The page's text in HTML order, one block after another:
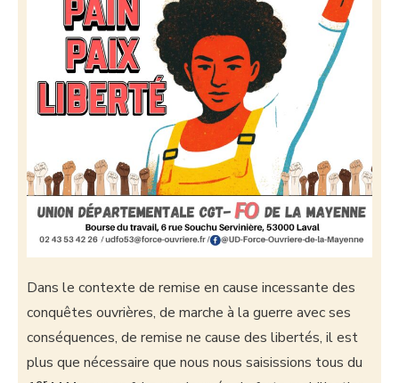
Dans le contexte de remise en cause incessante des
conquêtes ouvrières, de marche à la guerre avec ses
conséquences, de remise ne cause des libertés, il est
plus que nécessaire que nous nous saisissions tous du